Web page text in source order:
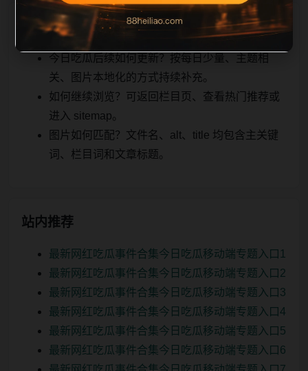
相关问题
今日吃瓜后续如何更新？按每日少量、主题相
关、图片本地化的方式持续补充。
如何继续浏览？可返回栏目页、查看热门推荐或
进入 sitemap。
图片如何匹配？文件名、alt、title 均包含主关键
词、栏目词和文章标题。
站内推荐
最新网红吃瓜事件合集今日吃瓜移动端专题入口1
最新网红吃瓜事件合集今日吃瓜移动端专题入口2
最新网红吃瓜事件合集今日吃瓜移动端专题入口3
最新网红吃瓜事件合集今日吃瓜移动端专题入口4
最新网红吃瓜事件合集今日吃瓜移动端专题入口5
最新网红吃瓜事件合集今日吃瓜移动端专题入口6